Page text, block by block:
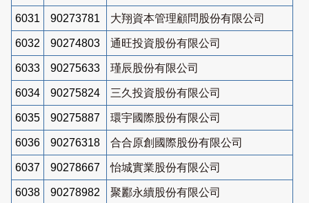
6031 90273781 大翔資本管理顧問股份有限公司
6032 90274803 通旺投資股份有限公司
6033 90275633 瑾辰股份有限公司
6034 90275824 三久投資股份有限公司
6035 90275887 環宇國際股份有限公司
6036 90276318 合合原創國際股份有限公司
6037 90278667 怡城實業股份有限公司
6038 90278982 聚酈永續股份有限公司